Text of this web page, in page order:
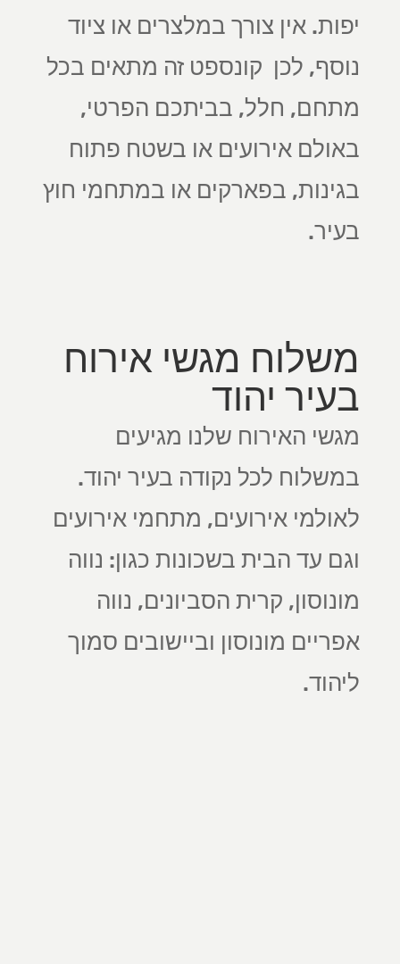
יפות. אין צורך במלצרים או ציוד
נוסף, לכן קונספט זה מתאים בכל
מתחם, חלל, בביתכם הפרטי,
באולם אירועים או בשטח פתוח
בגינות, בפארקים או במתחמי חוץ
בעיר.
משלוח מגשי אירוח
בעיר יהוד
מגשי האירוח שלנו מגיעים
במשלוח לכל נקודה בעיר יהוד.
לאולמי אירועים, מתחמי אירועים
וגם עד הבית בשכונות כגון: נווה
מונוסון, קרית הסביונים, נווה
אפריים מונוסון וביישובים סמוך
ליהוד.